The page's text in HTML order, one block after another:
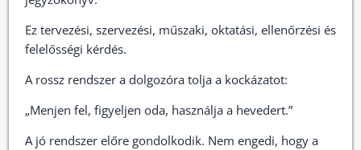
Ez tervezési, szervezési, műszaki, oktatási, ellenőrzési és
felelősségi kérdés.
A rossz rendszer a dolgozóra tolja a kockázatot:
„Menjen fel, figyeljen oda, használja a hevedert.”
A jó rendszer előre gondolkodik. Nem engedi, hogy a